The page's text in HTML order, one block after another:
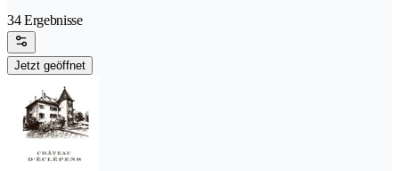
34 Ergebnisse
Jetzt geöffnet